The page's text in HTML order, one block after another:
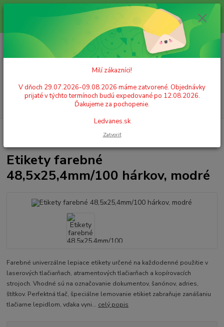
Milí zákazníci! V dňoch 29.07.2026-09.08.2026 máme zatvorené.
Objednávky prijaté v týchto termínoch budú expedované po 12.08.2026.
Ďakujeme za pochopenie. Ledvanes.sk
+421 908 755 958
Po. - Pia. od 9:00 hod. - 16:00 hod.
za0,00 EUR
Etikety farebné
48,5x25,4mm/100 hárkov, modré
Farebné univerzálne lepiace etikety určené na každodenné použitie v
laserových tlačiarňach, atramentových tlačiarňach a kopírovacích
strojoch. Vhodné sú na označovanie dokumentov, šanónov, adries,
štítkov. Perfektná tlač, špeciálne lemovanie etikiet zabraňuje zanášaniu
tlačiarne lepidlom, vďaka vyni... celý popis
Milí zákazníci!
V dňoch 29.07.2026-09.08.2026 máme zatvorené. Objednávky
prijaté v týchto termínoch budú expedované po 12.08.2026.
Ďakujeme za pochopenie.
Ledvanes.sk
Zatvoriť